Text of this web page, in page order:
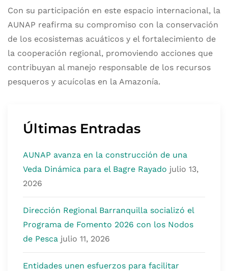
Con su participación en este espacio internacional, la
AUNAP reafirma su compromiso con la conservación
de los ecosistemas acuáticos y el fortalecimiento de
la cooperación regional, promoviendo acciones que
contribuyan al manejo responsable de los recursos
pesqueros y acuícolas en la Amazonía.
Últimas Entradas
AUNAP avanza en la construcción de una
Veda Dinámica para el Bagre Rayado julio 13,
2026
Dirección Regional Barranquilla socializó el
Programa de Fomento 2026 con los Nodos
de Pesca julio 11, 2026
Entidades unen esfuerzos para facilitar